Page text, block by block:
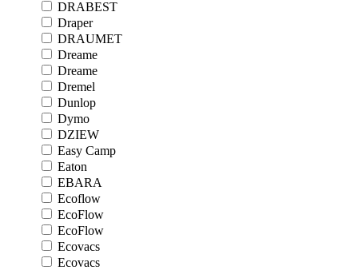
DRABEST
Draper
DRAUMET
Dreame
Dreame
Dremel
Dunlop
Dymo
DZIEW
Easy Camp
Eaton
EBARA
Ecoflow
EcoFlow
EcoFlow
Ecovacs
Ecovacs